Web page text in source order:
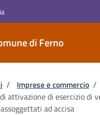
di Ferno
pane
/ Imprese e commercio /
attivazione di esercizio di
ad accisa